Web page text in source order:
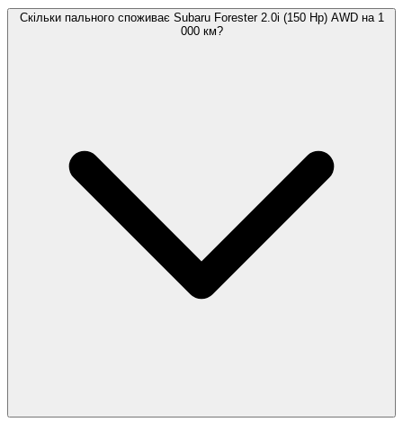
Скільки пального споживає Subaru Forester 2.0i (150 Hp) AWD на 1
000 км?